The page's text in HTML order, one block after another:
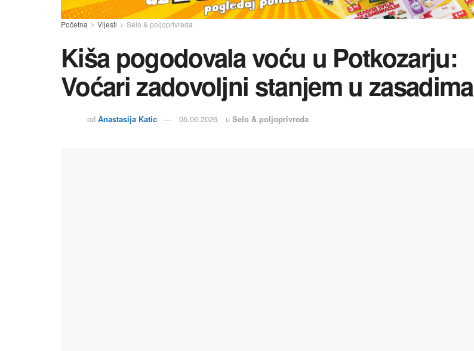
Početna Vijesti Selo & poljoprivreda
Kiša pogodovala voću u Potkozarju:
Voćari zadovoljni stanjem u zasadima
od Anastasija Katic 05.06.2026. u Selo & poljoprivreda